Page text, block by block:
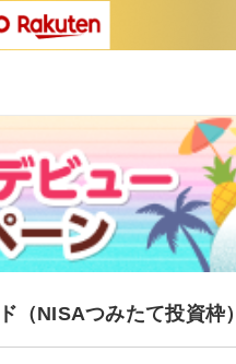
（NISAつみたて投資枠）